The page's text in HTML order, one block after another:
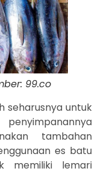
99.co
seharusnya untuk
tambahan
es batu
memiliki lemari